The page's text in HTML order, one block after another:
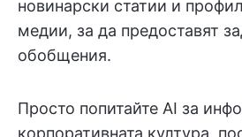
новинарски статии и
медии, за да предоставят
обобщения.
Просто попитайте AI за
корпоративната култура,